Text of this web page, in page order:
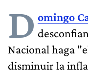
D omingo
Nacional haga
disminuir la